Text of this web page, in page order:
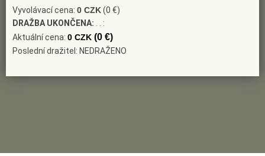
Vyvolávací cena: 0 CZK(0 €)
DRAŽBA UKONČENA: . . :
Aktuální cena: 0 CZK (0 €)
Poslední dražitel: NEDRAŽENO